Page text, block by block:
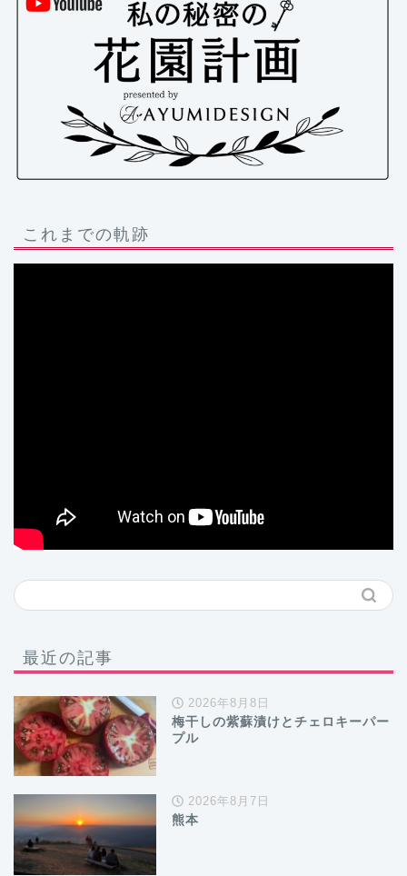
これまでの軌跡
最近の記事
2026年8月8日
梅干しの紫蘇漬けとチェロキーパー
プル
2026年8月7日
熊本